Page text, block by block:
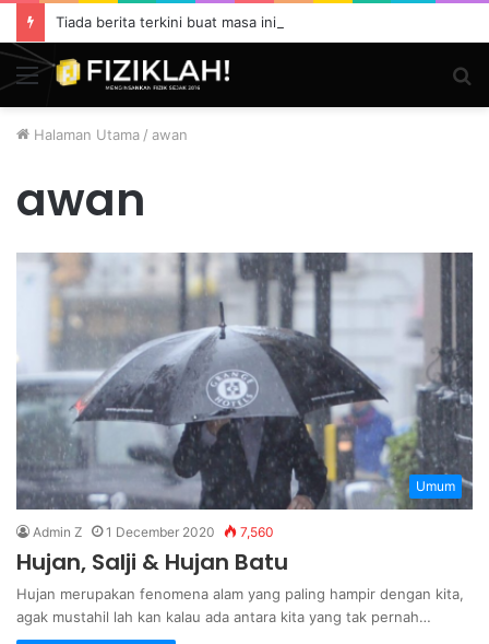
Tiada berita terkini buat masa ini.
Menu
Halaman Utama / awan
awan
Umum
Admin Z 1 December 2020 7,560
Hujan, Salji & Hujan Batu
Hujan merupakan fenomena alam yang paling hampir dengan kita,
agak mustahil lah kan kalau ada antara kita yang tak pernah…